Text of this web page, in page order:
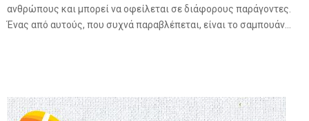
ανθρώπους και μπορεί να οφείλεται σε διάφορους παράγοντες.
Ένας από αυτούς, που συχνά παραβλέπεται, είναι το σαμπουάν...